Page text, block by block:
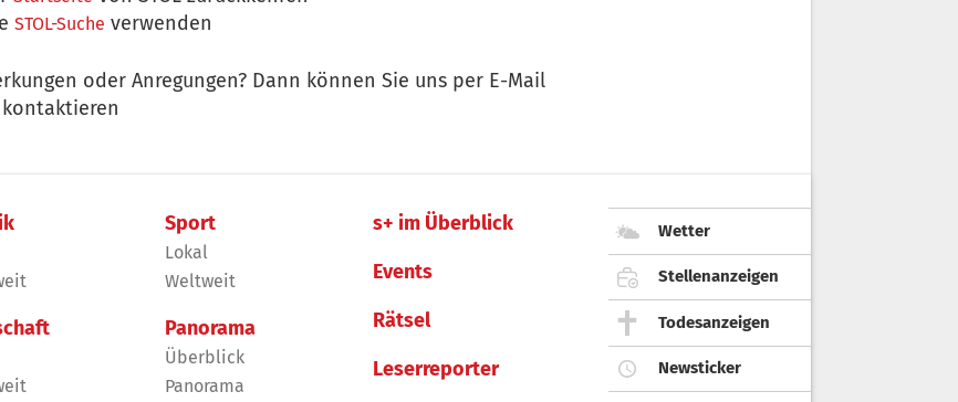
STOL-Suche verwenden
oder Anregungen? Dann können Sie uns per E-Mail
kontaktieren
Sport
Lokal
Weltweit
Panorama
Überblick
Panorama
s+ im Überblick
Events
Rätsel
Leserreporter
Wetter
Stellenanzeigen
Todesanzeigen
Newsticker